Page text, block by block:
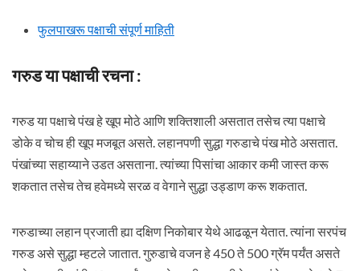
फुलपाखरू पक्षाची संपूर्ण माहिती
गरुड या पक्षाची रचना :
गरुड या पक्षाचे पंख हे खूप मोठे आणि शक्तिशाली असतात तसेच त्या पक्षाचे
डोके व चोच ही खूप मजबूत असते. लहानपणी सुद्धा गरुडाचे पंख मोठे असतात.
पंखांच्या सहाय्याने उडत असताना. त्यांच्या पिसांचा आकार कमी जास्त करू
शकतात तसेच तेच हवेमध्ये सरळ व वेगाने सुद्धा उड्डाण करू शकतात.
गरुडाच्या लहान प्रजाती ह्या दक्षिण निकोबार येथे आढळून येतात. त्यांना सरपंच
गरुड असे सुद्धा म्हटले जातात. गुरुडाचे वजन हे 450 ते 500 ग्रॅम पर्यंत असते